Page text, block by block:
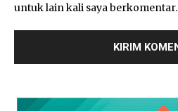
untuk lain kali saya berkomentar.